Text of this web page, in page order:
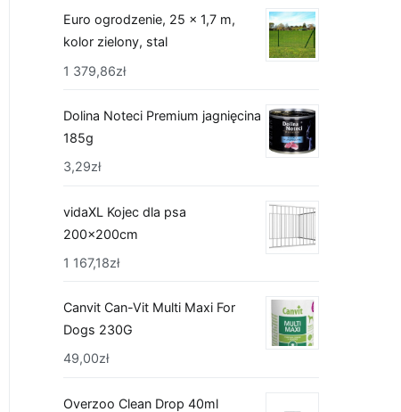
Euro ogrodzenie, 25 x 1,7 m,
kolor zielony, stal
1 379,86zł
Dolina Noteci Premium jagnięcina
185g
3,29zł
vidaXL Kojec dla psa
200x200cm
1 167,18zł
Canvit Can-Vit Multi Maxi For
Dogs 230G
49,00zł
Overzoo Clean Drop 40ml